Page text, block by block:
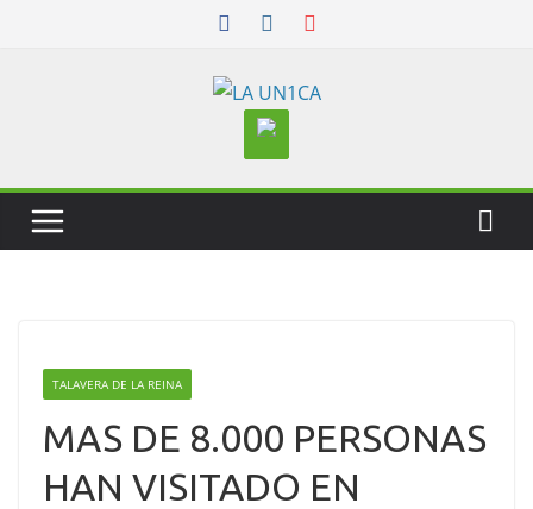
TALAVERA DE LA REINA
MAS DE 8.000 PERSONAS
HAN VISITADO EN